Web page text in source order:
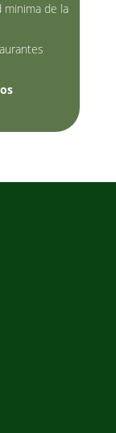
minima de la